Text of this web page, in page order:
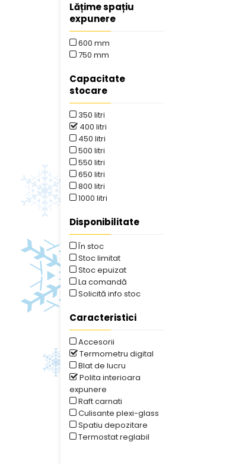
Lățime spațiu
expunere
600 mm
750 mm
Capacitate
stocare
350 litri
400 litri
450 litri
500 litri
550 litri
650 litri
800 litri
1000 litri
Disponibilitate
În stoc
Stoc limitat
Stoc epuizat
La comandă
Solicită info stoc
Caracteristici
Accesorii
Termometru digital
Blat de lucru
Polita interioara
expunere
Raft carnati
Culisante plexi-glass
Spatiu depozitare
Termostat reglabil